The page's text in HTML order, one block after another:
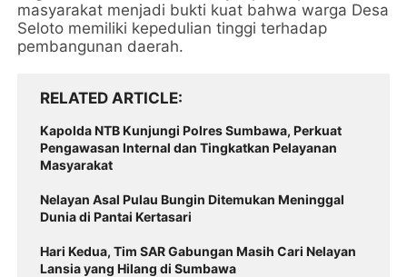
masyarakat menjadi bukti kuat bahwa warga Desa
Seloto memiliki kepedulian tinggi terhadap
pembangunan daerah.
RELATED ARTICLE
Kapolda NTB Kunjungi Polres Sumbawa, Perkuat
Pengawasan Internal dan Tingkatkan Pelayanan
Masyarakat
Nelayan Asal Pulau Bungin Ditemukan Meninggal
Dunia di Pantai Kertasari
Hari Kedua, Tim SAR Gabungan Masih Cari Nelayan
Lansia yang Hilang di Sumbawa